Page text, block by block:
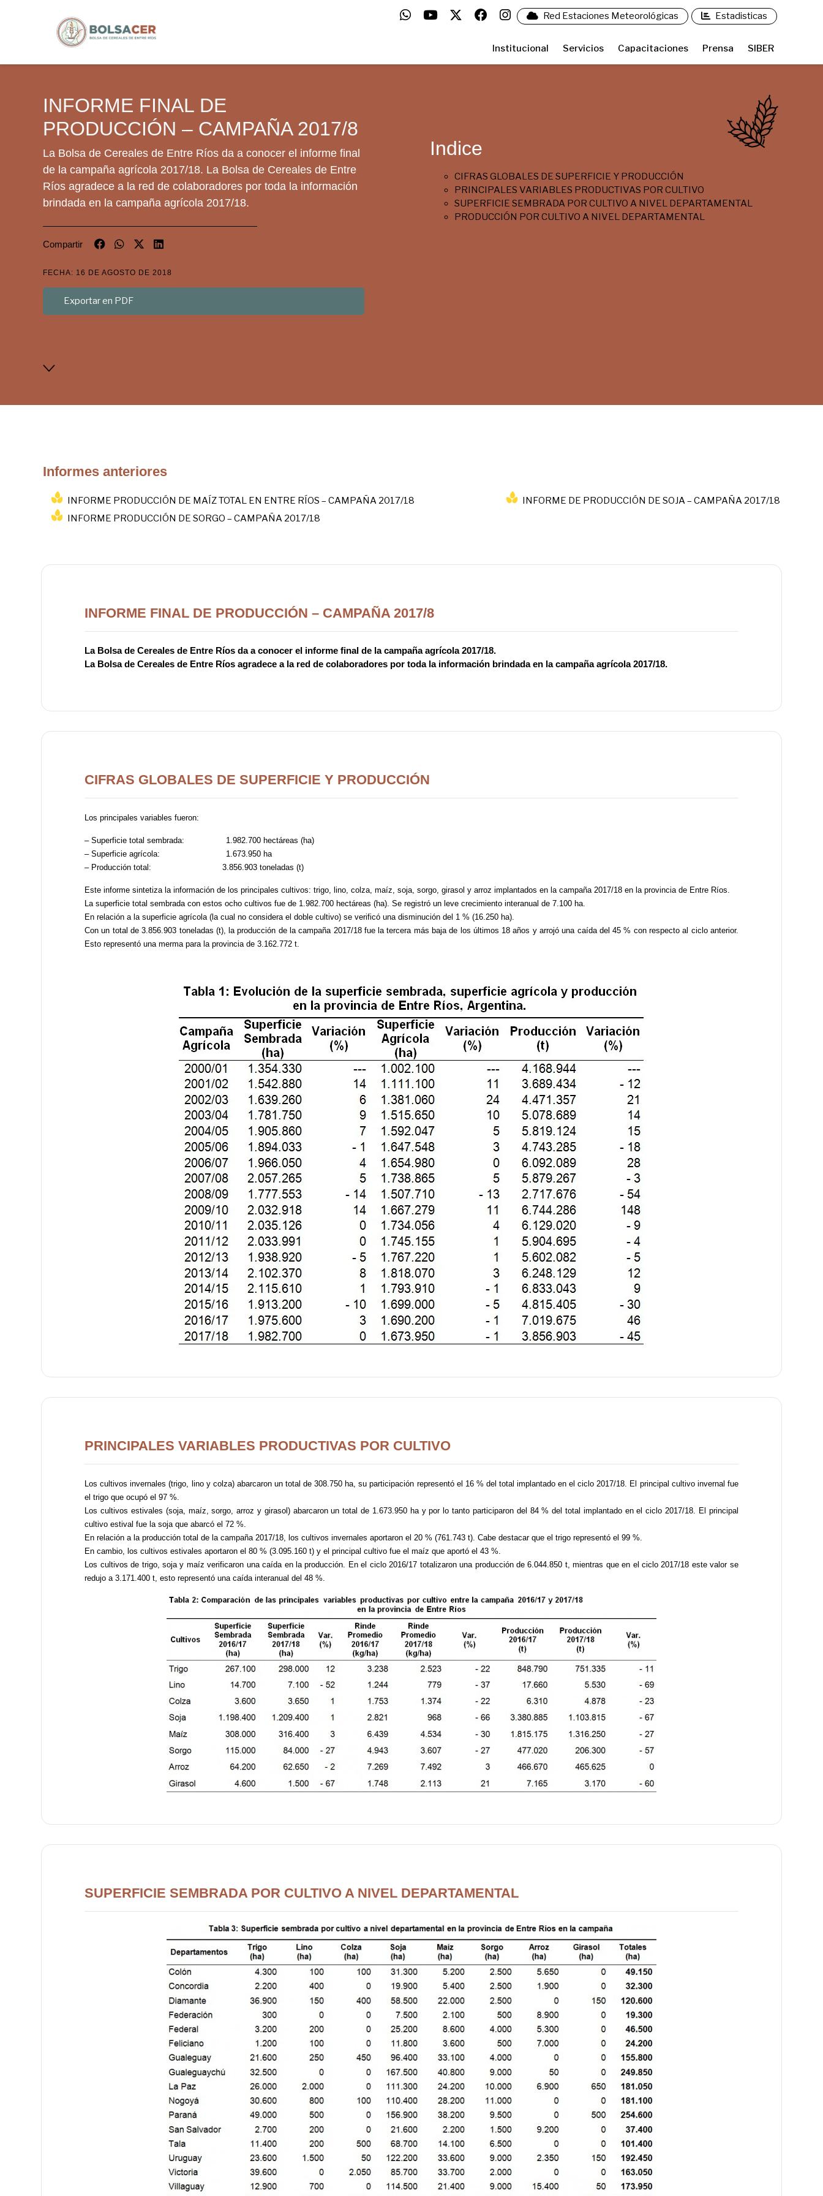
Institucional Servicios Capacitaciones Prensa SIBER
Red Estaciones Meteorológicas Estadisticas
INFORME FINAL DE
PRODUCCIÓN – CAMPAÑA 2017/8
La Bolsa de Cereales de Entre Ríos da a conocer el informe final
de la campaña agrícola 2017/18. La Bolsa de Cereales de Entre
Ríos agradece a la red de colaboradores por toda la información
brindada en la campaña agrícola 2017/18.
Compartir
FECHA: 16 DE AGOSTO DE 2018
Exportar en PDF
Indice
CIFRAS GLOBALES DE SUPERFICIE Y PRODUCCIÓN
PRINCIPALES VARIABLES PRODUCTIVAS POR CULTIVO
SUPERFICIE SEMBRADA POR CULTIVO A NIVEL DEPARTAMENTAL
PRODUCCIÓN POR CULTIVO A NIVEL DEPARTAMENTAL
Informes anteriores
INFORME PRODUCCIÓN DE MAÍZ TOTAL EN ENTRE RÍOS – CAMPAÑA 2017/18
INFORME DE PRODUCCIÓN DE SOJA – CAMPAÑA 2017/18
INFORME PRODUCCIÓN DE SORGO – CAMPAÑA 2017/18
INFORME FINAL DE PRODUCCIÓN – CAMPAÑA 2017/8
La Bolsa de Cereales de Entre Ríos da a conocer el informe final de la campaña agrícola 2017/18.
La Bolsa de Cereales de Entre Ríos agradece a la red de colaboradores por toda la información brindada en la campaña agrícola 2017/18.
CIFRAS GLOBALES DE SUPERFICIE Y PRODUCCIÓN
Los principales variables fueron:
– Superficie total sembrada: 1.982.700 hectáreas (ha)
– Superficie agrícola: 1.673.950 ha
– Producción total: 3.856.903 toneladas (t)
Este informe sintetiza la información de los principales cultivos: trigo, lino, colza, maíz, soja, sorgo, girasol y arroz implantados en la campaña 2017/18 en la provincia de Entre Ríos.
La superficie total sembrada con estos ocho cultivos fue de 1.982.700 hectáreas (ha). Se registró un leve crecimiento interanual de 7.100 ha.
En relación a la superficie agrícola (la cual no considera el doble cultivo) se verificó una disminución del 1 % (16.250 ha).
Con un total de 3.856.903 toneladas (t), la producción de la campaña 2017/18 fue la tercera más baja de los últimos 18 años y arrojó una caída del 45 % con respecto al ciclo anterior.
Esto representó una merma para la provincia de 3.162.772 t.
PRINCIPALES VARIABLES PRODUCTIVAS POR CULTIVO
Los cultivos invernales (trigo, lino y colza) abarcaron un total de 308.750 ha, su participación representó el 16 % del total implantado en el ciclo 2017/18. El principal cultivo invernal fue
el trigo que ocupó el 97 %.
Los cultivos estivales (soja, maíz, sorgo, arroz y girasol) abarcaron un total de 1.673.950 ha y por lo tanto participaron del 84 % del total implantado en el ciclo 2017/18. El principal
cultivo estival fue la soja que abarcó el 72 %.
En relación a la producción total de la campaña 2017/18, los cultivos invernales aportaron el 20 % (761.743 t). Cabe destacar que el trigo representó el 99 %.
En cambio, los cultivos estivales aportaron el 80 % (3.095.160 t) y el principal cultivo fue el maíz que aportó el 43 %.
Los cultivos de trigo, soja y maíz verificaron una caída en la producción. En el ciclo 2016/17 totalizaron una producción de 6.044.850 t, mientras que en el ciclo 2017/18 este valor se
redujo a 3.171.400 t, esto representó una caída interanual del 48 %.
SUPERFICIE SEMBRADA POR CULTIVO A NIVEL DEPARTAMENTAL